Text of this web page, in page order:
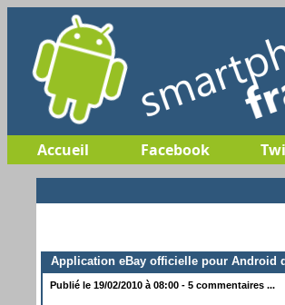
Accueil Facebook
Application eBay officielle pour Android
Publié le 19/02/2010 à 08:00 - 5 commentaires ...